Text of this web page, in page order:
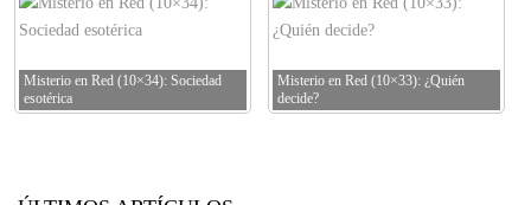
Misterio en Red (10×34): Sociedad
esotérica
Misterio en Red (10×33): ¿Quién
decide?